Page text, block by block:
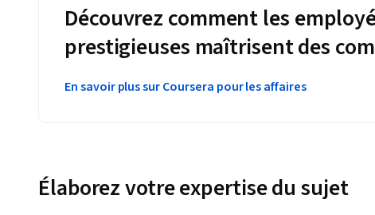
Découvrez comment les
prestigieuses maîtrisent des
En savoir plus sur Coursera pour les affaires
Élaborez votre expertise du sujet